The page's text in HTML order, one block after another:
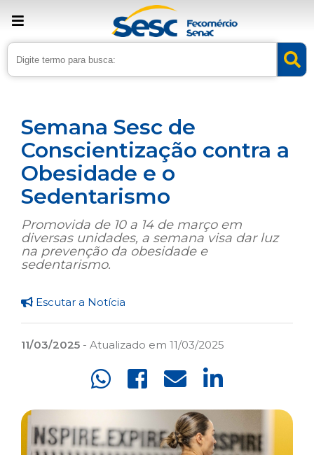
› Home › Noticias
Semana Sesc de
Conscientização contra a
Obesidade e o
Sedentarismo
Promovida de 10 a 14 de março em
diversas unidades, a semana visa dar luz
na prevenção da obesidade e
sedentarismo.
Escutar a Notícia
11/03/2025 - Atualizado em 11/03/2025